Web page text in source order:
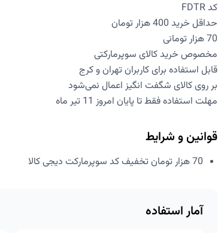
کد FDTR
حداقل خرید 400 هزار تومان
70 هزار تومانی
مخصوص خرید کالای سوپرمارکتی
قابل استفاده برای کاربران تهران و کرج
بر روی کالای شگفت انگیز اعمال نمی‌شود
مهلت استفاده فقط تا پایان امروز 11 تیر ماه
قوانین و شرایط
70 هزار تومان تخفیف کد سوپرمارکت دیجی کالا
آمار استفاده